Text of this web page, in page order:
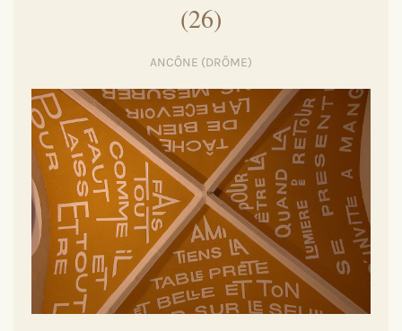
(26)
ANCÔNE (DRÔME)